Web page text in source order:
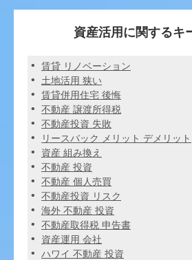
資産活用に関するキ
賃貸 リノベーション
土地活用 狭い
賃貸併用住宅 後悔
不動産 譲渡所得税
不動産投資 失敗
リースバック メリット デメリット
資産 組み換え
不動産 投資
不動産 個人売買
不動産投資 リスク
海外 不動産 投資
不動産取得税 申告書
資産運用 会社
ハワイ 不動産 投資